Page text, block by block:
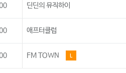
딘딘의 뮤직하이
애프터클럽
FM TOWN L